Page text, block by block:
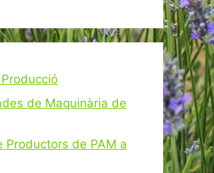
de Maquinària de
Productors de PAM a